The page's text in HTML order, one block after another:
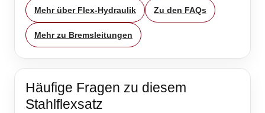
Mehr über Flex-Hydraulik Zu den FAQs
Mehr zu Bremsleitungen
Häufige Fragen zu diesem
Stahlflexsatz